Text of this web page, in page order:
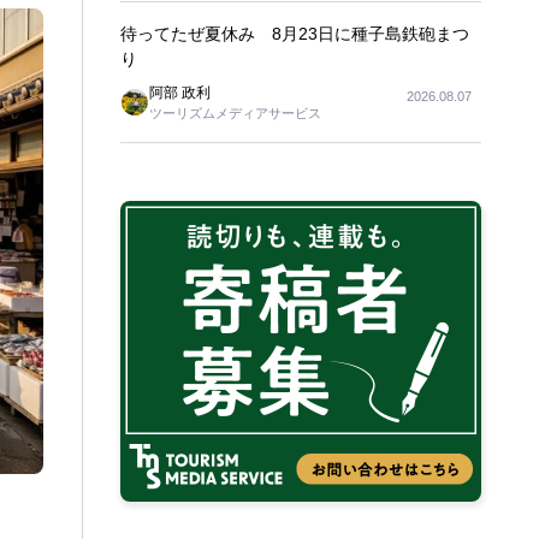
待ってたぜ夏休み 8月23日に種子島鉄砲まつ
り
阿部 政利
ツーリズムメディアサービス
2026.08.07